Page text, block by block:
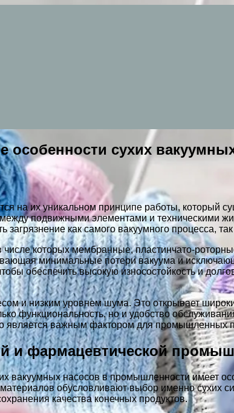
сухих
на их уникальном принципе работы, который
между подвижными элементами и техническими
загрязнение как самого вакуумного процесса,
числе которых мембранные, пластинчато-
минимальные потери вакуума и
обеспечить высокую износостойкость и
и низким уровнем шума. Это открывает
функциональность, но и удобство
является важным фактором для промышленных
и фармацевтической
насосов в промышленности имеет
обусловливают выбор именно сухих
качества конечных продуктов.